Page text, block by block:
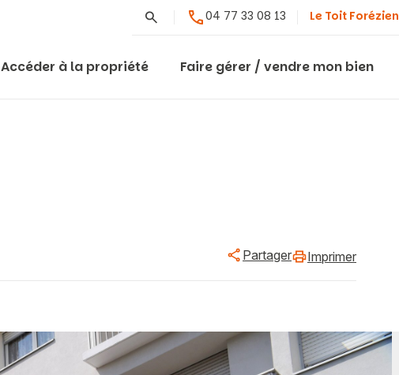
Rechercher04 77 33 08 13 Le Toit Forézien
Accéder à la propriété Faire gérer / vendre mon bien
Partager Imprimer